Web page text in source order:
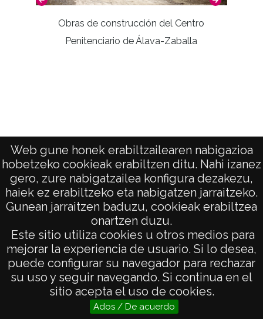
Web gune honek erabiltzailearen nabigazioa
hobetzeko cookieak erabiltzen ditu. Nahi izanez
gero, zure nabigatzailea konfigura dezakezu,
haiek ez erabiltzeko eta nabigatzen jarraitzeko.
Gunean jarraitzen baduzu, cookieak erabiltzea
onartzen duzu.
Este sitio utiliza cookies u otros medios para
mejorar la experiencia de usuario. Si lo desea,
puede configurar su navegador para rechazar
su uso y seguir navegando. Si continua en el
sitio acepta el uso de cookies.
Ados / De acuerdo
Obras de construcción del Centro
Penitenciario de Álava-Zaballa
AVISO LEGAL
POLÍTICA DE PRIVACIDAD
ACCESIBILIDAD
ATENCIÓN CIUDADANA